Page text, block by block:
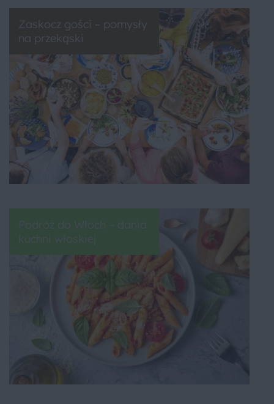
Zaskocz gości – pomysły
na przekąski
Podróż do Włoch – dania
kuchni włoskiej